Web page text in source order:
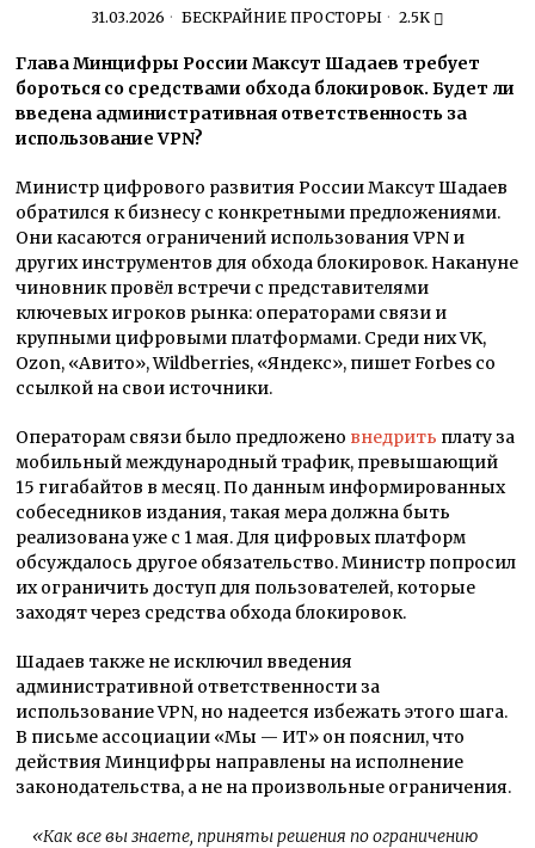
31.03.2026 БЕСКРАЙНИЕ ПРОСТОРЫ 2.5K
Глава Минцифры России Максут Шадаев требует
бороться со средствами обхода блокировок. Будет ли
введена административная ответственность за
использование VPN?
Министр цифрового развития России Максут Шадаев
обратился к бизнесу с конкретными предложениями.
Они касаются ограничений использования VPN и
других инструментов для обхода блокировок. Накануне
чиновник провёл встречи с представителями
ключевых игроков рынка: операторами связи и
крупными цифровыми платформами. Среди них VK,
Ozon, «Авито», Wildberries, «Яндекс», пишет Forbes со
ссылкой на свои источники.
Операторам связи было предложено внедрить плату за
мобильный международный трафик, превышающий
15 гигабайтов в месяц. По данным информированных
собеседников издания, такая мера должна быть
реализована уже с 1 мая. Для цифровых платформ
обсуждалось другое обязательство. Министр попросил
их ограничить доступ для пользователей, которые
заходят через средства обхода блокировок.
Шадаев также не исключил введения
административной ответственности за
использование VPN, но надеется избежать этого шага.
В письме ассоциации «Мы — ИТ» он пояснил, что
действия Минцифры направлены на исполнение
законодательства, а не на произвольные ограничения.
«Как все вы знаете, приняты решения по ограничению